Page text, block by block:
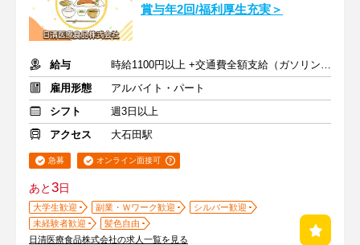
賞与年2回/福利厚生充実＞
給与
時給1100円以上 +交通費全額支給（ガソリン代も支給）
雇用形態
アルバイト・パート
シフト
週3日以上
アクセス
大石田駅
急募 オンライン面接可
あと3日
大学生歓迎 副業・Ｗワーク歓迎
シルバー歓迎
未経験者歓迎
髪色自由
日清医療食品株式会社の求人一覧を見る